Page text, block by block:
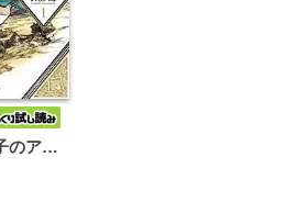
とんがり帽子のアトリエ